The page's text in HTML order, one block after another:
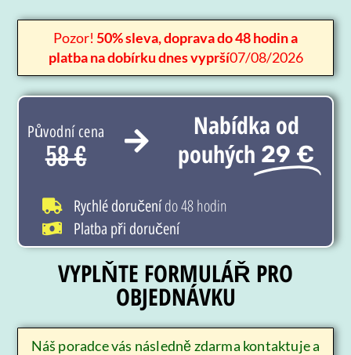
Pozor! 50% sleva, doprava do 48 hodin a
platba na dobírku dnes vyprší07/08/2026
Původní cena
58 €
Nabídka od
pouhých 29 €
Rychlé doručenído 48 hodin
Platba při doručení
VYPLŇTE FORMULÁŘ PRO
OBJEDNÁVKU
Náš poradce vás následně zdarma kontaktuje a